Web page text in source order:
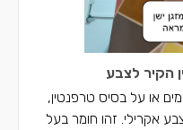
הקיר לצבע
או על בסיס טרפנטין,
אקרילי. זהו חומר בעל